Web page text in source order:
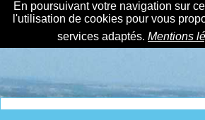
En poursuivant votre navigation sur
l'utilisation de cookies pour vous
services adaptés. Mentions